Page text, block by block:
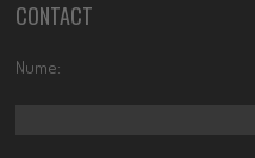
CONTACT
Nume: